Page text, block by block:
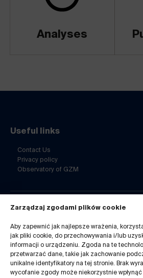
Zarządzaj zgodami plików cookie
Aby zapewnić jak najlepsze wrażenia,
jak pliki cookie, do przechowywania i/lub
informacji o urządzeniu. Zgoda na te
przetwarzać dane, takie jak zachowanie
unikalne identyfikatory na tej stronie. Brak
wycofanie zgody może niekorzystnie
Analyses
Contact Us
ul. Barbary 21a
40-053 Katowice
32 7180-741
infogzm@metropoliagzm.pl
Useful links
Contact Us
Privacy policy
Observatory of GZM